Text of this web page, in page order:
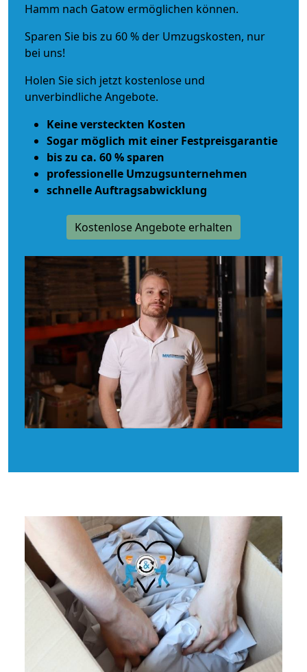
Hamm nach Gatow ermöglichen können.
Sparen Sie bis zu 60 % der Umzugskosten, nur
bei uns!
Holen Sie sich jetzt kostenlose und
unverbindliche Angebote.
Keine versteckten Kosten
Sogar möglich mit einer Festpreisgarantie
bis zu ca. 60 % sparen
professionelle Umzugsunternehmen
schnelle Auftragsabwicklung
Kostenlose Angebote erhalten